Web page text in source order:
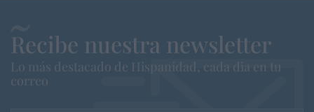
Recibe nuestra newsletter
Lo más destacado de Hispanidad, cada dia en tu
correo